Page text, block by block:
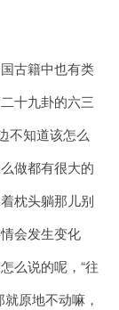
古籍中也有类
十九卦的六三
不知道该怎么
做都有很大的
枕头躺那儿别
会发生变化
么说的呢，“往
原地不动嘛，